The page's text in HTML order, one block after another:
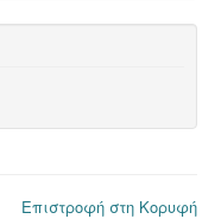
Επιστροφή στη Κορυφή